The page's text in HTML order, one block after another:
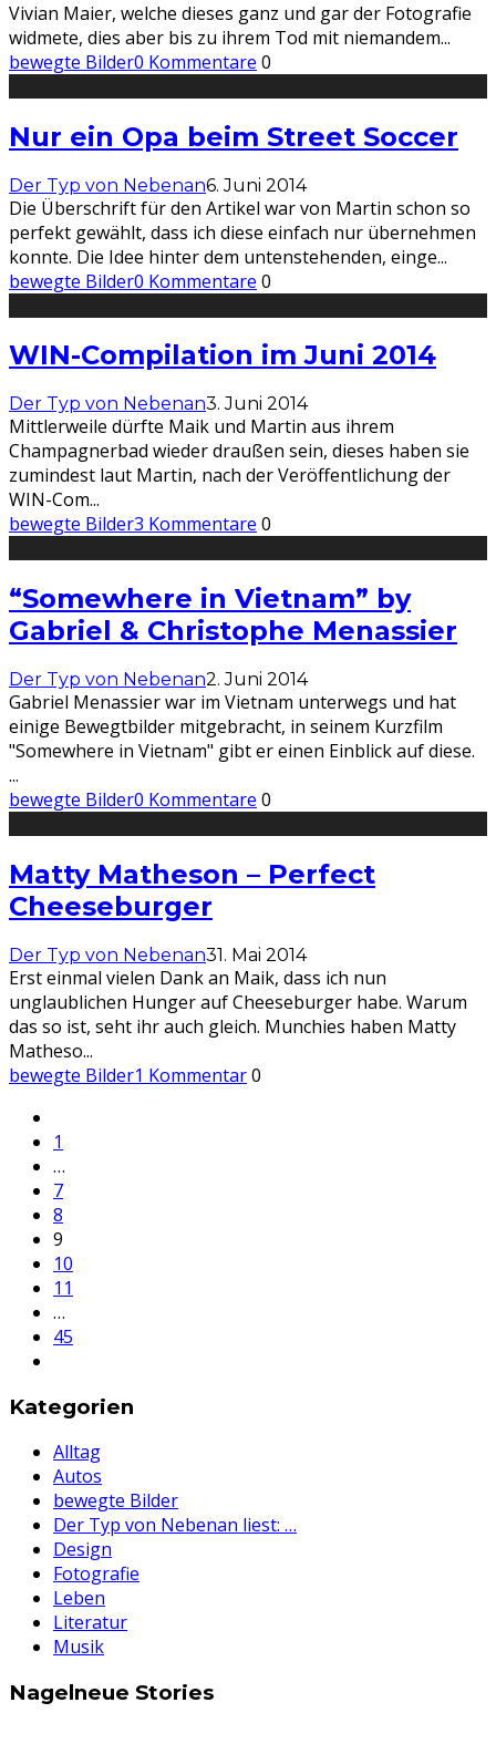
Vivian Maier, welche dieses ganz und gar der Fotografie
widmete, dies aber bis zu ihrem Tod mit niemandem...
bewegte Bilder0 Kommentare 0
Nur ein Opa beim Street Soccer
Der Typ von Nebenan6. Juni 2014
Die Überschrift für den Artikel war von Martin schon so
perfekt gewählt, dass ich diese einfach nur übernehmen
konnte. Die Idee hinter dem untenstehenden, einge...
bewegte Bilder0 Kommentare 0
WIN-Compilation im Juni 2014
Der Typ von Nebenan3. Juni 2014
Mittlerweile dürfte Maik und Martin aus ihrem
Champagnerbad wieder draußen sein, dieses haben sie
zumindest laut Martin, nach der Veröffentlichung der
WIN-Com...
bewegte Bilder3 Kommentare 0
“Somewhere in Vietnam” by
Gabriel & Christophe Menassier
Der Typ von Nebenan2. Juni 2014
Gabriel Menassier war im Vietnam unterwegs und hat
einige Bewegtbilder mitgebracht, in seinem Kurzfilm
"Somewhere in Vietnam" gibt er einen Einblick auf diese.
...
bewegte Bilder0 Kommentare 0
Matty Matheson – Perfect
Cheeseburger
Der Typ von Nebenan31. Mai 2014
Erst einmal vielen Dank an Maik, dass ich nun
unglaublichen Hunger auf Cheeseburger habe. Warum
das so ist, seht ihr auch gleich. Munchies haben Matty
Matheso...
bewegte Bilder1 Kommentar0
1
…
7
8
9
10
11
…
45
Kategorien
Alltag
Autos
bewegte Bilder
Der Typ von Nebenan liest: …
Design
Fotografie
Leben
Literatur
Musik
Nagelneue Stories